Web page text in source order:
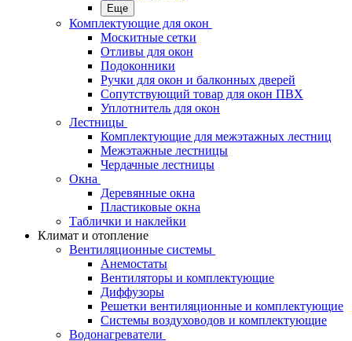
Еще
Комплектующие для окон
Москитные сетки
Отливы для окон
Подоконники
Ручки для окон и балконных дверей
Сопутствующий товар для окон ПВХ
Уплотнитель для окон
Лестницы
Комплектующие для межэтажных лестниц
Межэтажные лестницы
Чердачные лестницы
Окна
Деревянные окна
Пластиковые окна
Таблички и наклейки
Климат и отопление
Вентиляционные системы
Анемостаты
Вентиляторы и комплектующие
Диффузоры
Решетки вентиляционные и комплектующие
Системы воздуховодов и комплектующие
Водонагреватели